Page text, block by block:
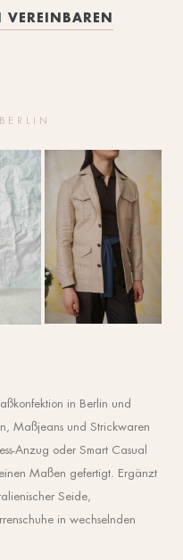
VEREINBAREN
in Berlin und
Maßjeans und Strickwaren
Anzug oder Smart Casual
Maßen gefertigt. Ergänzt
Seide,
in wechselnden